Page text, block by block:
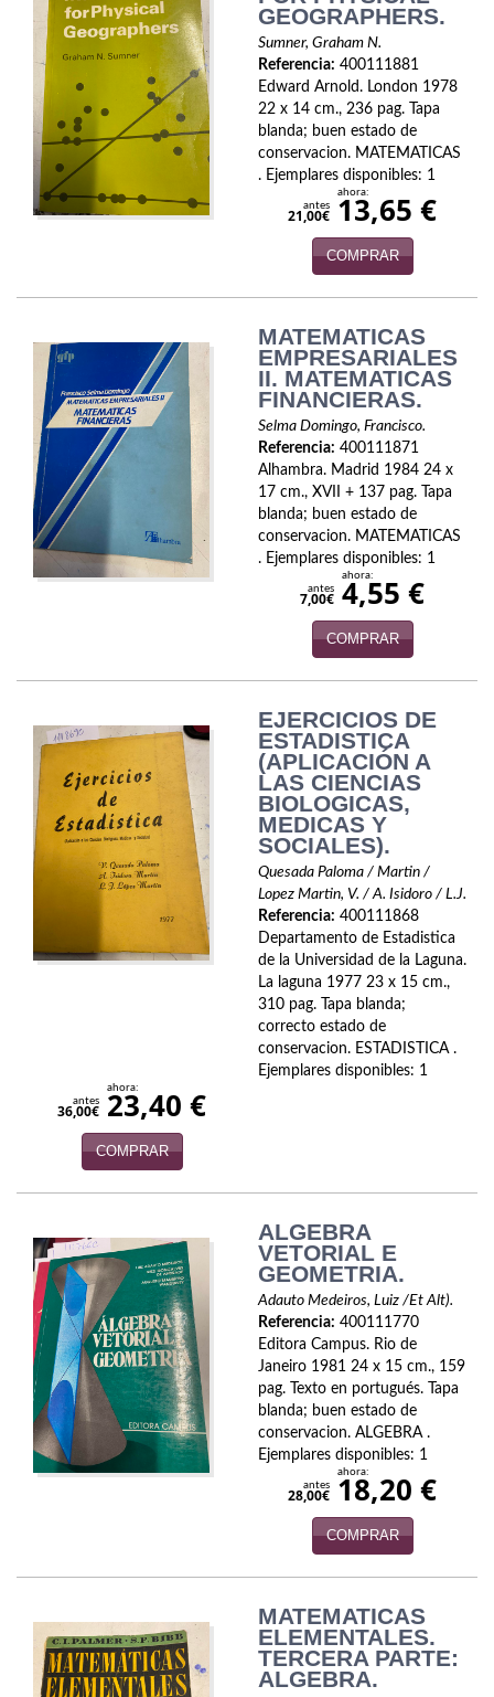
Política
Psicología. Educación
Religión
Revistas
Segunda Guerra Mundial
Teatro
Tema Local
Terror
Terrorismo
Varios
Viajes
Viajesç
GEOGRAPHERS.
Sumner, Graham N.
Referencia: 400111881
Edward Arnold. London 1978
22 x 14 cm., 236 pag. Tapa
blanda; buen estado de
conservacion. MATEMATICAS
. Ejemplares disponibles: 1
antes
21,00€
ahora:
13,65 €
COMPRAR
MATEMATICAS
EMPRESARIALES
II. MATEMATICAS
FINANCIERAS.
Selma Domingo, Francisco.
Referencia: 400111871
Alhambra. Madrid 1984 24 x
17 cm., XVII + 137 pag. Tapa
blanda; buen estado de
conservacion. MATEMATICAS
. Ejemplares disponibles: 1
antes
7,00€
ahora:
4,55 €
COMPRAR
EJERCICIOS DE
ESTADISTICA
(APLICACIÓN A
LAS CIENCIAS
BIOLOGICAS,
MEDICAS Y
SOCIALES).
Quesada Paloma / Martin /
Lopez Martin, V. / A. Isidoro / L.J.
Referencia: 400111868
Departamento de Estadistica
de la Universidad de la Laguna.
La laguna 1977 23 x 15 cm.,
310 pag. Tapa blanda;
correcto estado de
conservacion. ESTADISTICA .
Ejemplares disponibles: 1
antes
36,00€
ahora:
23,40 €
COMPRAR
ALGEBRA
VETORIAL E
GEOMETRIA.
Adauto Medeiros, Luiz /Et Alt).
Referencia: 400111770
Editora Campus. Rio de
Janeiro 1981 24 x 15 cm., 159
pag. Texto en portugués. Tapa
blanda; buen estado de
conservacion. ALGEBRA .
Ejemplares disponibles: 1
antes
28,00€
ahora:
18,20 €
COMPRAR
MATEMATICAS
ELEMENTALES.
TERCERA PARTE:
ALGEBRA.